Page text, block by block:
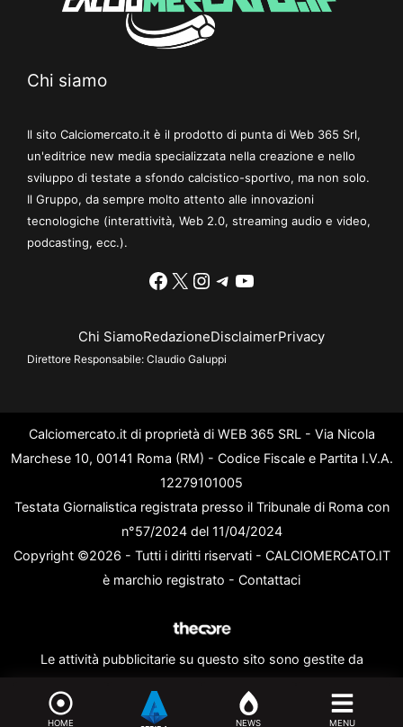
Chi siamo
Il sito Calciomercato.it è il prodotto di punta di Web 365 Srl,
un'editrice new media specializzata nella creazione e nello
sviluppo di testate a sfondo calcistico-sportivo, ma non solo.
Il Gruppo, da sempre molto attento alle innovazioni
tecnologiche (interattività, Web 2.0, streaming audio e video,
podcasting, ecc.).
Facebook
X Instagram
Telegram
YouTube
Chi SiamoRedazioneDisclaimerPrivacy
Direttore Responsabile: Claudio Galuppi
Calciomercato.it di proprietà di WEB 365 SRL - Via Nicola
Marchese 10, 00141 Roma (RM) - Codice Fiscale e Partita I.V.A.
12279101005
Testata Giornalistica registrata presso il Tribunale di Roma con
n°57/2024 del 11/04/2024
Copyright ©2026 - Tutti i diritti riservati - CALCIOMERCATO.IT
è marchio registrato - Contattaci
Le attività pubblicitarie su questo sito sono gestite da
HOME NEWS MENU